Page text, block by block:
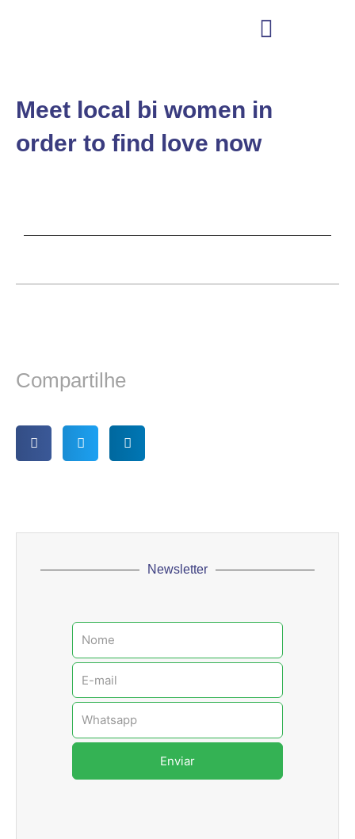
Meet local bi women in
order to find love now
Compartilhe
Newsletter
Nome
E-
mail
Whatsapp
Enviar